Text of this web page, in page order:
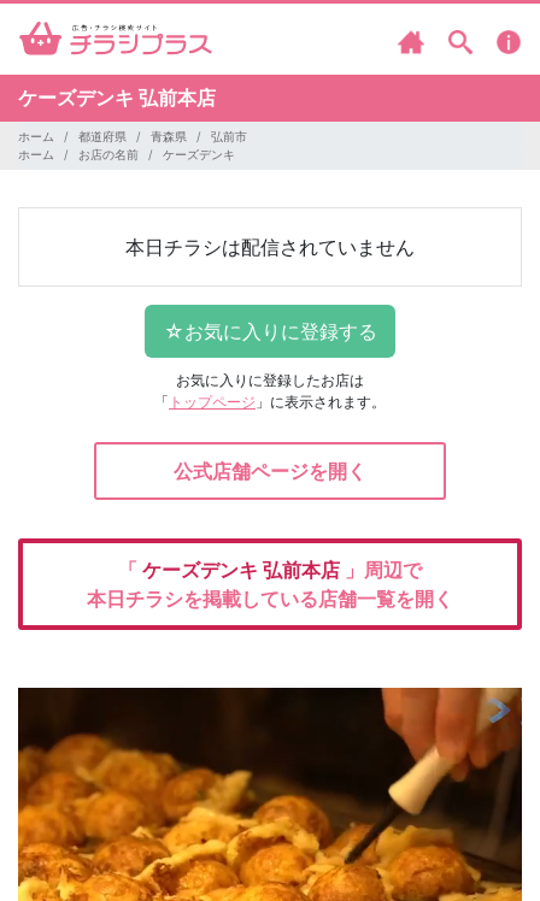
ケーズデンキ 弘前本店
ホーム 都道府県 青森県
弘前市
ホーム
お店の名前 ケーズデンキ
本日チラシは配信されていません
お気に入りに登録したお店は
「 トップページ 」に表示されます。
公式店舗ページを開く
「 ケーズデンキ 弘前本店 」周辺で
本日チラシを掲載している店舗一覧を開く